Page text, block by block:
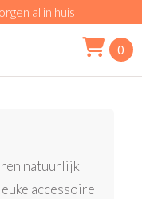
al in huis
0
natuurlijk
accessoire